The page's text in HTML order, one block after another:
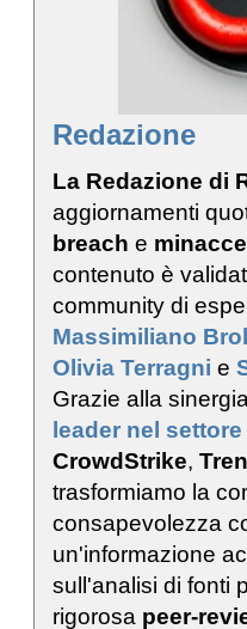
Redazione
La Redazione di
aggiornamenti
breach e
contenuto è
community di
Massimiliano
Olivia Terragni e
Grazie alla
leader nel settore
CrowdStrike,
trasformiamo la
consapevolezza
un'informazione
sull'analisi di fonti
rigorosa peer-